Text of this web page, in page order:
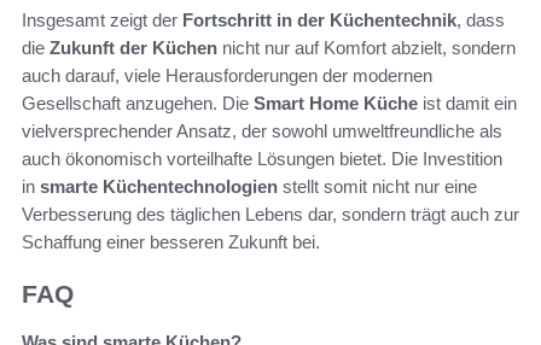
Insgesamt zeigt der Fortschritt in der Küchentechnik, dass
die Zukunft der Küchen nicht nur auf Komfort abzielt, sondern
auch darauf, viele Herausforderungen der modernen
Gesellschaft anzugehen. Die Smart Home Küche ist damit ein
vielversprechender Ansatz, der sowohl umweltfreundliche als
auch ökonomisch vorteilhafte Lösungen bietet. Die Investition
in smarte Küchentechnologien stellt somit nicht nur eine
Verbesserung des täglichen Lebens dar, sondern trägt auch zur
Schaffung einer besseren Zukunft bei.
FAQ